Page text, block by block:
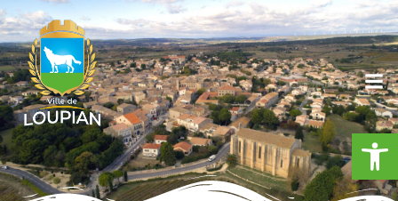
Aller
au
contenu
Commune de